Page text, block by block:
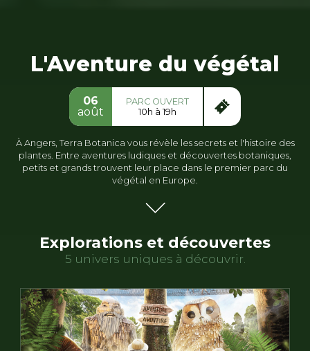
L'Aventure du végétal
06
août
PARC OUVERT
10h à 19h
À Angers, Terra Botanica vous révèle les secrets et l'histoire des
plantes. Entre aventures ludiques et découvertes botaniques,
petits et grands trouvent leur place dans le premier parc du
végétal en Europe.
Explorations et découvertes
5 univers uniques à découvrir.